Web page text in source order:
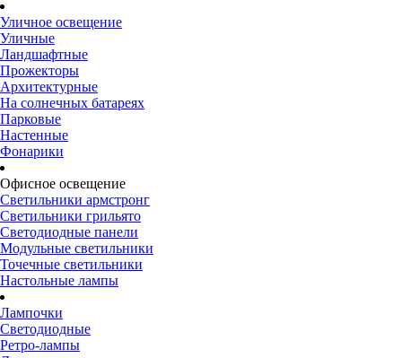
Уличное освещение
Уличные
Ландшафтные
Прожекторы
Архитектурные
На солнечных батареях
Парковые
Настенные
Фонарики
Офисное освещение
Светильники армстронг
Светильники грильято
Светодиодные панели
Модульные светильники
Точечные светильники
Настольные лампы
Лампочки
Светодиодные
Ретро-лампы